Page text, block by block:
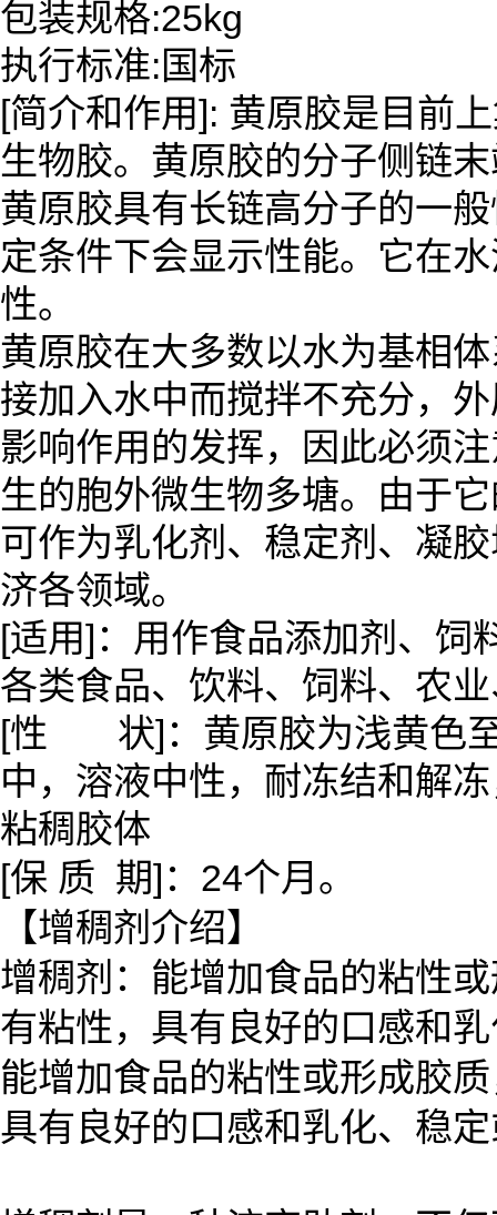
包装规格:25kg
执行标准:国标
[简介和作用]: 黄原胶是目前
生物胶。黄原胶的分子侧链
黄原胶具有长链高分子的一
定条件下会显示性能。它在
性。
黄原胶在大多数以水为基相
接加入水中而搅拌不充分，
影响作用的发挥，因此必须
生的胞外微生物多塘。由于
可作为乳化剂、稳定剂、凝
济各领域。
[适用]：用作食品添加剂、饲
各类食品、饮料、饲料、农
[性 状]：黄原胶为浅黄色至
中，溶液中性，耐冻结和解
粘稠胶体
[保 质 期]：24个月。
【增稠剂介绍】
增稠剂：能增加食品的粘性
有粘性，具有良好的口感和
能增加食品的粘性或形成胶
具有良好的口感和乳化、稳